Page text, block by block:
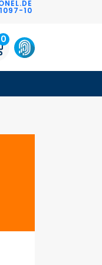
10
0